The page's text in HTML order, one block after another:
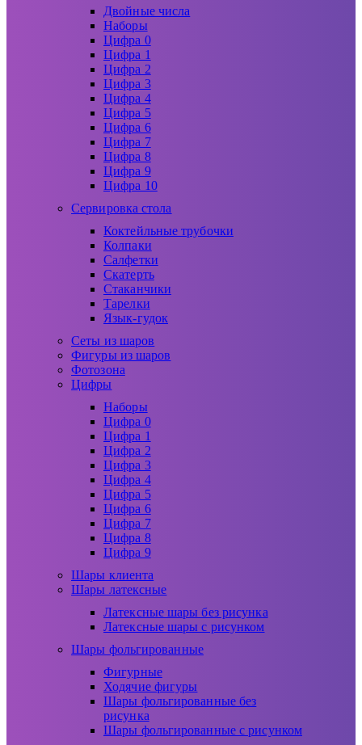
Двойные числа
Наборы
Цифра 0
Цифра 1
Цифра 2
Цифра 3
Цифра 4
Цифра 5
Цифра 6
Цифра 7
Цифра 8
Цифра 9
Цифра 10
Сервировка стола
Коктейльные трубочки
Колпаки
Салфетки
Скатерть
Стаканчики
Тарелки
Язык-гудок
Сеты из шаров
Фигуры из шаров
Фотозона
Цифры
Наборы
Цифра 0
Цифра 1
Цифра 2
Цифра 3
Цифра 4
Цифра 5
Цифра 6
Цифра 7
Цифра 8
Цифра 9
Шары клиента
Шары латексные
Латексные шары без рисунка
Латексные шары с рисунком
Шары фольгированные
Фигурные
Ходячие фигуры
Шары фольгированные без
рисунка
Шары фольгированные с рисунком